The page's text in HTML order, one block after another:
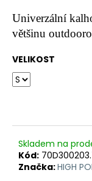
Univerzální
většinu
VELIKOST
Skladem na
Kód:
Značka:HIGH
D
o
r
u
č
u